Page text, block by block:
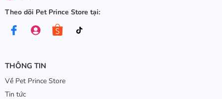
Theo dõi Pet Prince Store tại:
THÔNG TIN
Về Pet Prince Store
Tin tức